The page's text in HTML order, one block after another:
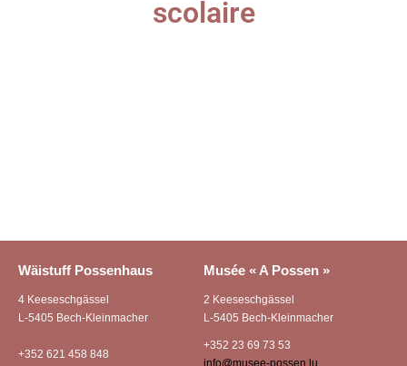
scolaire
Wäistuff Possenhaus
4 Keeseschgässel
L-5405 Bech-Kleinmacher
+352 621 458 848
Musée « A Possen »
2 Keeseschgässel
L-5405 Bech-Kleinmacher
+352 23 69 73 53
info@musee-possen.lu